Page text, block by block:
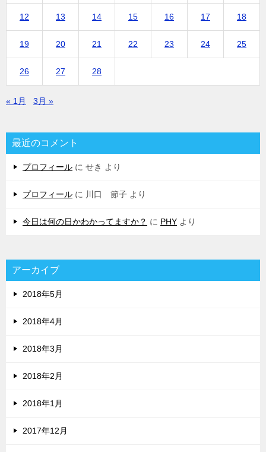
12 13 14 15 16 17 18
19 20 21 22 23 24 25
26 27 28
« 1月 3月 »
最近のコメント
プロフィール に せき より
プロフィール に 川口 節子 より
今日は何の日かわかってますか？ に PHY より
アーカイブ
2018年5月
2018年4月
2018年3月
2018年2月
2018年1月
2017年12月